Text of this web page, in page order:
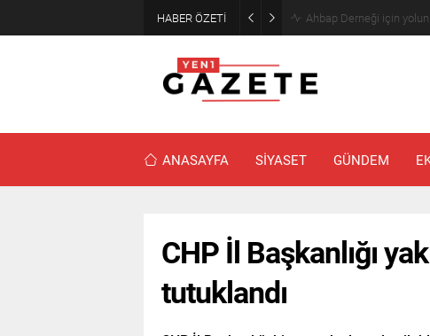
HABER ÖZETİ Mourinho’dan Arda
ANASAYFA SİYASET GÜNDEM
CHP İl Başkanlığı
tutuklandı